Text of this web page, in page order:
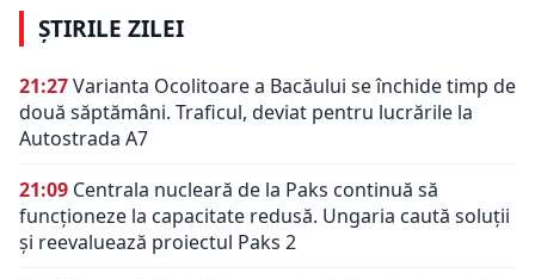
ȘTIRILE ZILEI
21:27Varianta Ocolitoare a Bacăului se închide timp de
două săptămâni. Traficul, deviat pentru lucrările la
Autostrada A7
21:09 Centrala nucleară de la Paks continuă să
funcționeze la capacitate redusă. Ungaria caută soluții
și reevaluează proiectul Paks 2